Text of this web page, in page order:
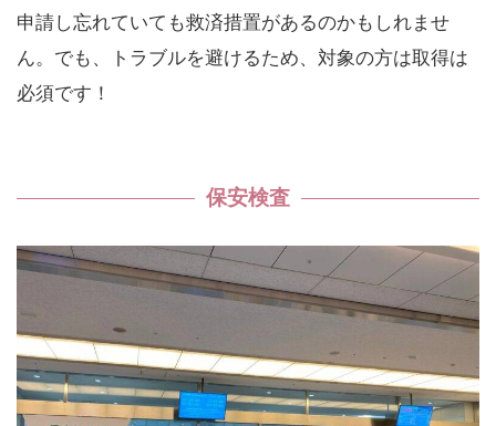
申請し忘れていても救済措置があるのかもしれませ
ん。でも、トラブルを避けるため、対象の方は取得は
必須です！
保安検査